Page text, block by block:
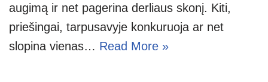
augimą ir net pagerina derliaus skonį. Kiti,
priešingai, tarpusavyje konkuruoja ar net
slopina vienas… Read More »